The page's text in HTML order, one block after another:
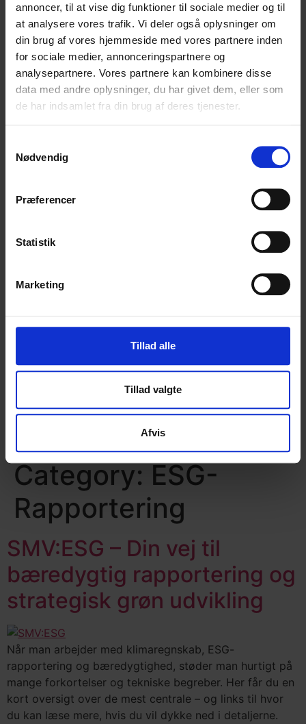
annoncer, til at vise dig funktioner til sociale medier og til
at analysere vores trafik. Vi deler også oplysninger om
din brug af vores hjemmeside med vores partnere inden
for sociale medier, annonceringspartnere og
analysepartnere. Vores partnere kan kombinere disse
data med andre oplysninger, du har givet dem, eller som
de har indsamlet fra din brug af deres tjenester.
Nødvendig
Præferencer
Statistik
Marketing
Tillad alle
Tillad valgte
Afvis
Livscyklusanalyse
Miljøvaredeklaration (EPD)
Dobbelt væsentlighedsanalyse
Energiscreening
Viden
Category:ESG-
Rapportering
SMV:ESG – Din vej til
bæredygtig rapportering og
strategisk grøn udvikling
Når man arbejder med klimaregnskab, ESG-
rapportering og bæredygtighed, støder man hurtigt på
mange forkortelser og tekniske begreber. Her får du en
kort oversigt over de mest centrale – og links til hvor
du kan læse mere, hvis du vil dykke ned i detaljerne.